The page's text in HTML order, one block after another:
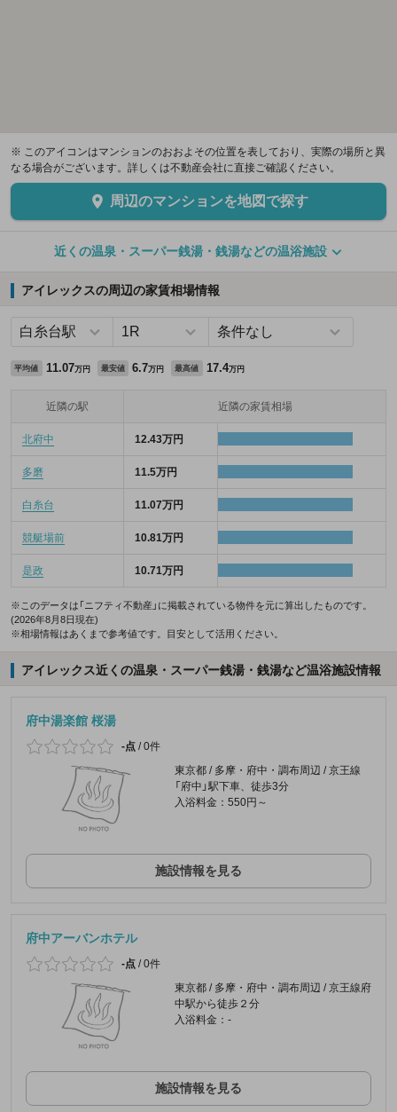
※ このアイコンはマンションのおおよその位置を表しており、実際の場所と異
なる場合がございます。詳しくは不動産会社に直接ご確認ください。
周辺のマンションを地図で探す
近くの温泉・スーパー銭湯・銭湯などの温浴施設
アイレックスの周辺の家賃相場情報
平均値 11.07万円 最安値 6.7万円 最高値 17.4万円
近隣の駅 近隣の家賃相場
北府中 12.43万円
多磨 11.5万円
白糸台 11.07万円
競艇場前 10.81万円
是政 10.71万円
※このデータは「ニフティ不動産」に掲載されている物件を元に算出したものです。
(2026年8月8日現在)
※相場情報はあくまで参考値です。目安として活用ください。
アイレックス近くの温泉・スーパー銭湯・銭湯など温浴施設情報
府中湯楽館 桜湯
-点 /0件
東京都 / 多摩・府中・調布周辺 / 京王線
「府中」駅下車、徒歩3分
入浴料金：550円～
施設情報を見る
府中アーバンホテル
-点 /0件
東京都 / 多摩・府中・調布周辺 / 京王線府
中駅から徒歩２分
入浴料金：-
施設情報を見る